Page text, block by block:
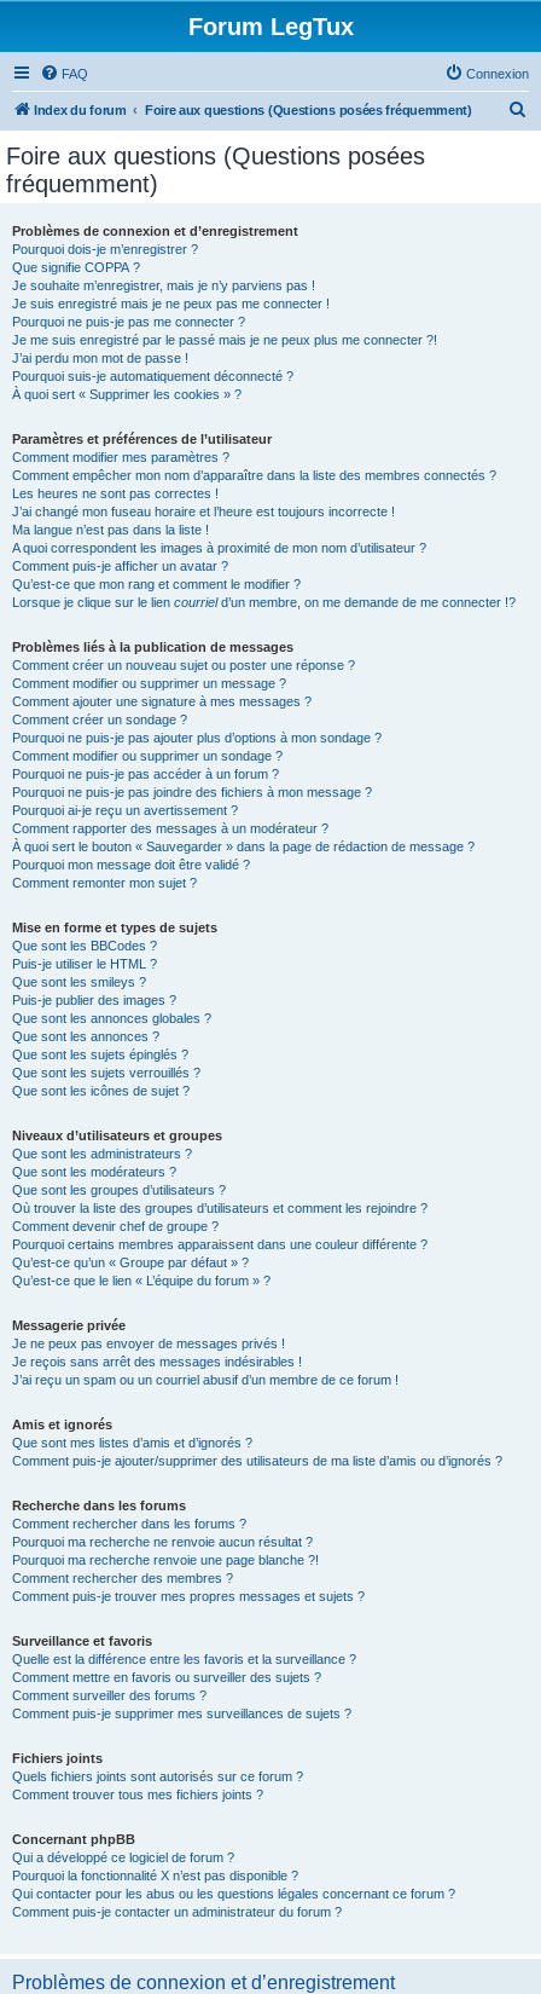
Forum LegTux
FAQ Connexion
Index du forum Foire aux questions (Questions posées fréquemment)
Foire aux questions (Questions posées
fréquemment)
Problèmes de connexion et d’enregistrement
Pourquoi dois-je m’enregistrer ?
Que signifie COPPA ?
Je souhaite m’enregistrer, mais je n’y parviens pas !
Je suis enregistré mais je ne peux pas me connecter !
Pourquoi ne puis-je pas me connecter ?
Je me suis enregistré par le passé mais je ne peux plus me connecter ?!
J’ai perdu mon mot de passe !
Pourquoi suis-je automatiquement déconnecté ?
À quoi sert « Supprimer les cookies » ?
Paramètres et préférences de l’utilisateur
Comment modifier mes paramètres ?
Comment empêcher mon nom d’apparaître dans la liste des membres connectés ?
Les heures ne sont pas correctes !
J’ai changé mon fuseau horaire et l’heure est toujours incorrecte !
Ma langue n’est pas dans la liste !
A quoi correspondent les images à proximité de mon nom d’utilisateur ?
Comment puis-je afficher un avatar ?
Qu’est-ce que mon rang et comment le modifier ?
Lorsque je clique sur le lien courrield’un membre, on me demande de me connecter !?
Problèmes liés à la publication de messages
Comment créer un nouveau sujet ou poster une réponse ?
Comment modifier ou supprimer un message ?
Comment ajouter une signature à mes messages ?
Comment créer un sondage ?
Pourquoi ne puis-je pas ajouter plus d’options à mon sondage ?
Comment modifier ou supprimer un sondage ?
Pourquoi ne puis-je pas accéder à un forum ?
Pourquoi ne puis-je pas joindre des fichiers à mon message ?
Pourquoi ai-je reçu un avertissement ?
Comment rapporter des messages à un modérateur ?
À quoi sert le bouton « Sauvegarder » dans la page de rédaction de message ?
Pourquoi mon message doit être validé ?
Comment remonter mon sujet ?
Mise en forme et types de sujets
Que sont les BBCodes ?
Puis-je utiliser le HTML ?
Que sont les smileys ?
Puis-je publier des images ?
Que sont les annonces globales ?
Que sont les annonces ?
Que sont les sujets épinglés ?
Que sont les sujets verrouillés ?
Que sont les icônes de sujet ?
Niveaux d’utilisateurs et groupes
Que sont les administrateurs ?
Que sont les modérateurs ?
Que sont les groupes d’utilisateurs ?
Où trouver la liste des groupes d’utilisateurs et comment les rejoindre ?
Comment devenir chef de groupe ?
Pourquoi certains membres apparaissent dans une couleur différente ?
Qu’est-ce qu’un « Groupe par défaut » ?
Qu’est-ce que le lien « L’équipe du forum » ?
Messagerie privée
Je ne peux pas envoyer de messages privés !
Je reçois sans arrêt des messages indésirables !
J’ai reçu un spam ou un courriel abusif d’un membre de ce forum !
Amis et ignorés
Que sont mes listes d’amis et d’ignorés ?
Comment puis-je ajouter/supprimer des utilisateurs de ma liste d’amis ou d’ignorés ?
Recherche dans les forums
Comment rechercher dans les forums ?
Pourquoi ma recherche ne renvoie aucun résultat ?
Pourquoi ma recherche renvoie une page blanche ?!
Comment rechercher des membres ?
Comment puis-je trouver mes propres messages et sujets ?
Surveillance et favoris
Quelle est la différence entre les favoris et la surveillance ?
Comment mettre en favoris ou surveiller des sujets ?
Comment surveiller des forums ?
Comment puis-je supprimer mes surveillances de sujets ?
Fichiers joints
Quels fichiers joints sont autorisés sur ce forum ?
Comment trouver tous mes fichiers joints ?
Concernant phpBB
Qui a développé ce logiciel de forum ?
Pourquoi la fonctionnalité X n’est pas disponible ?
Qui contacter pour les abus ou les questions légales concernant ce forum ?
Comment puis-je contacter un administrateur du forum ?
Problèmes de connexion et d’enregistrement